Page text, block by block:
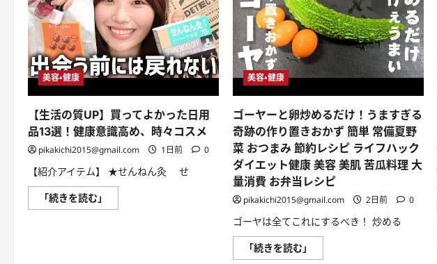
美容・健康
【生活の質UP】買ってよかった日用
品13選！健康意識高め、時々コスメ
pikakichi2015@gmail.com 1日前 0
【紹介アイテム】 ★せんねん灸 せ
「続きを読む」
活
美容・健康
ゴーヤーと卵炒めるだけ！うますぎる
奇跡の作り置きおかず 簡単 常備夏野
菜 おつまみ 節約レシピ ライフハック
ダイエット健康 美容 美肌 苦瓜料理 大
量消費 お弁当レシピ
pikakichi2015@gmail.com 2日前 0
ゴーヤは全てこれにするべき！ 炒める
「続きを読む」
ー